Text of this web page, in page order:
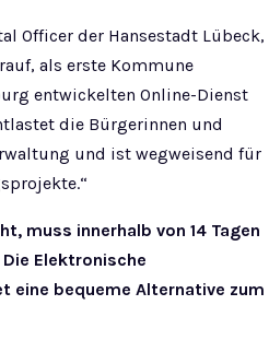
Officer der Hansestadt Lübeck,
als erste Kommune
entwickelten Online-Dienst
die Bürgerinnen und
und ist wegweisend für
muss innerhalb von 14 Tagen
Elektronische
eine bequeme Alternative zum